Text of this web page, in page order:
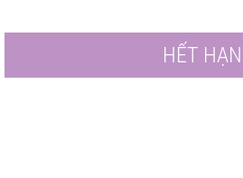
HẾT HẠN